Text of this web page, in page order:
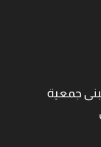
جمعية